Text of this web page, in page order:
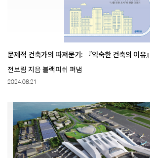
문제적 건축가의 따져묻기: 『익숙한 건축의 이유』
전보림 지음 블랙피쉬 펴냄
2024.08.21